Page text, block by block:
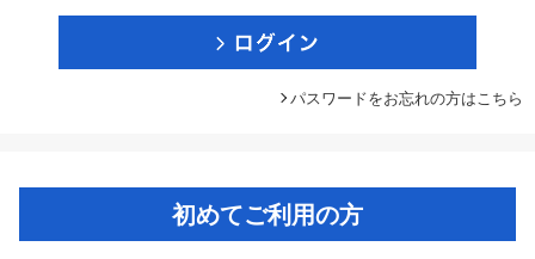
パスワードをお忘れの方はこちら
初めてご利用の方